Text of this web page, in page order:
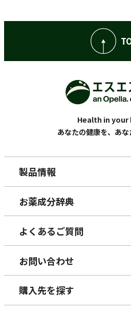
Health in your
あなたの健康を、あ
製品情報
お薬成分辞典
よくあるご質問
お問い合わせ
購入先を探す